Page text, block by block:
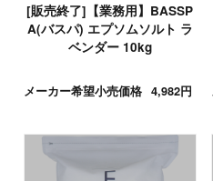
[販売終了]【業務用】BASSP
A(バスパ) エプソムソルト ラ
ベンダー 10kg
メーカー希望小売価格 4,982円